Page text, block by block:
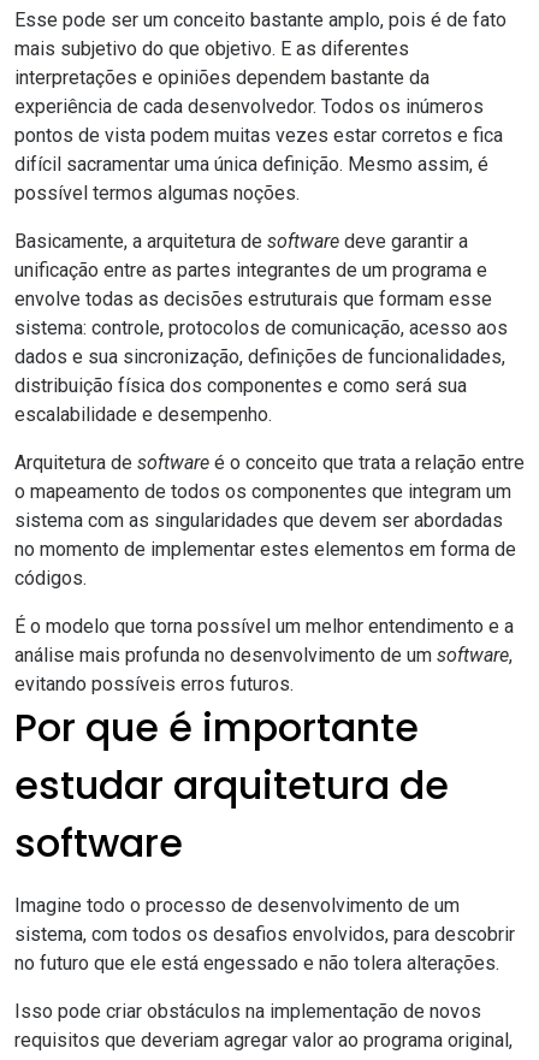
Esse pode ser um conceito bastante amplo, pois é de fato
mais subjetivo do que objetivo. E as diferentes
interpretações e opiniões dependem bastante da
experiência de cada desenvolvedor. Todos os inúmeros
pontos de vista podem muitas vezes estar corretos e fica
difícil sacramentar uma única definição. Mesmo assim, é
possível termos algumas noções.
Basicamente, a arquitetura de software deve garantir a
unificação entre as partes integrantes de um programa e
envolve todas as decisões estruturais que formam esse
sistema: controle, protocolos de comunicação, acesso aos
dados e sua sincronização, definições de funcionalidades,
distribuição física dos componentes e como será sua
escalabilidade e desempenho.
Arquitetura de software é o conceito que trata a relação entre
o mapeamento de todos os componentes que integram um
sistema com as singularidades que devem ser abordadas
no momento de implementar estes elementos em forma de
códigos.
É o modelo que torna possível um melhor entendimento e a
análise mais profunda no desenvolvimento de um software,
evitando possíveis erros futuros.
Por que é importante
estudar arquitetura de
software
Imagine todo o processo de desenvolvimento de um
sistema, com todos os desafios envolvidos, para descobrir
no futuro que ele está engessado e não tolera alterações.
Isso pode criar obstáculos na implementação de novos
requisitos que deveriam agregar valor ao programa original,